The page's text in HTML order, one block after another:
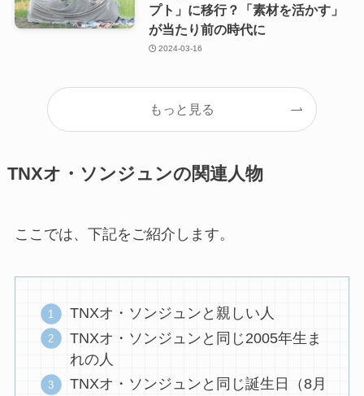
プト」に移行？「素材を活かす」
が当たり前の時代に
2024-03-16
もっと見る
TNXオ・ソンジュンの関連人物
ここでは、下記をご紹介します。
TNXオ・ソンジュンと親しい人
TNXオ・ソンジュンと同じ2005年生ま
れの人
TNXオ・ソンジュンと同じ誕生日（8月